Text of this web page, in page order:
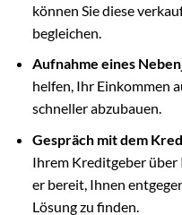
können Sie diese
begleichen.
Aufnahme eines
helfen, Ihr Einkommen
schneller abzubauen.
Gespräch mit dem
Ihrem Kreditgeber
er bereit, Ihnen
Lösung zu finden.